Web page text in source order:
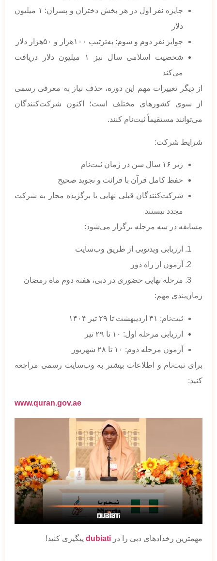
جایزه نفر اول در هر بخش دختران و پسران: ۱ میلیون
دلار
جوایز نفر دوم و سوم: به‌ترتیب ۱۰۰هزار و ۵۰هزار دلار
شخصیت اسلامی سال نیز ۱ میلیون دلار دریافت
می‌کند
از دیگر تغییرات مهم این دوره، حذف نیاز به معرفی رسمی
از سوی کشورهای مختلف است؛ اکنون شرکت‌کنندگان
می‌توانند مستقیماً ثبت‌نام کنند.
شرایط شرکت:
زیر ۱۶ سال سن در زمان ثبت‌نام
حفظ کامل قرآن با قرائت و تجوید صحیح
شرکت‌کنندگان قبلی نهایی یا برگزیده مجاز به شرکت
مجدد نیستند
مسابقه در سه مرحله برگزار می‌شود:
ارزیابی ویدئویی از طریق وب‌سایت
آزمون از راه دور
مرحله نهایی حضوری در دبی، هفته دوم ماه رمضان
زمان‌بندی مهم:
ثبت‌نام: ۳۱ اردیبهشت تا ۲۹ تیر ۱۴۰۴
ارزیابی مرحله اول: ۱۰ تا ۲۹ تیر
آزمون مرحله دوم: ۱۰ تا ۲۸ شهریور
برای ثبت‌نام و اطلاعات بیشتر به وب‌سایت رسمی مراجعه
کنید:
www.quran.gov.ae
مهمترین رخدادهای دبی را در dubiati پیگیری کنید!